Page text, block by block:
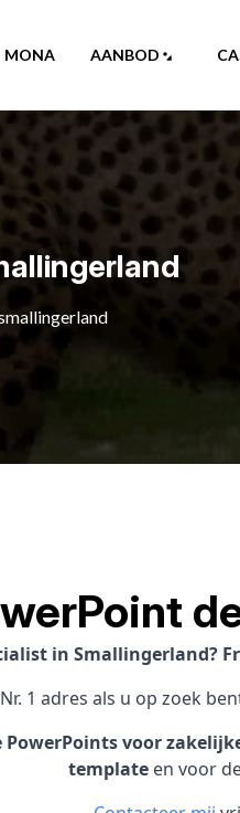
MONA AANBOD
in Smallingerland?
1 adres als u op zoek
voor
template en voor